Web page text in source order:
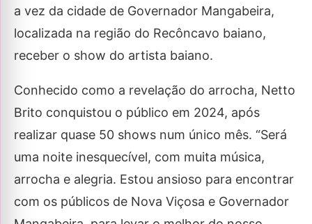
a vez da cidade de Governador Mangabeira,
localizada na região do Recôncavo baiano,
receber o show do artista baiano.
Conhecido como a revelação do arrocha, Netto
Brito conquistou o público em 2024, após
realizar quase 50 shows num único mês. “Será
uma noite inesquecível, com muita música,
arrocha e alegria. Estou ansioso para encontrar
com os públicos de Nova Viçosa e Governador